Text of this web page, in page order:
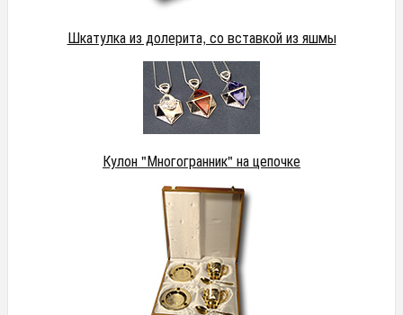
Шкатулка из долерита, со вставкой из яшмы
Кулон "Многогранник" на цепочке